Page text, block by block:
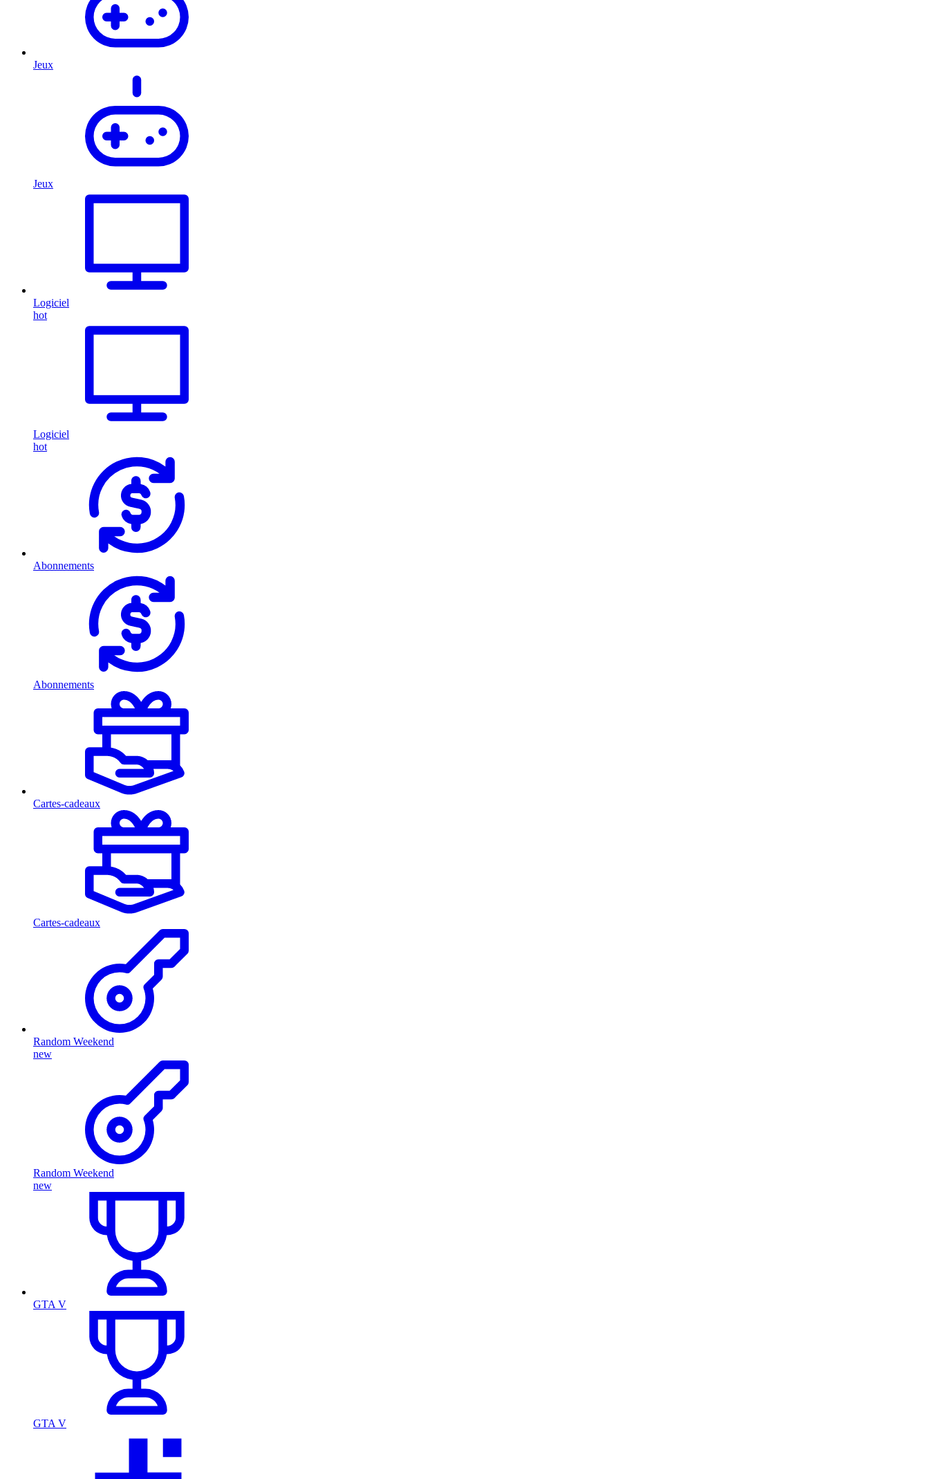
Jeux
Jeux
Logiciel
hot
Logiciel
hot
Abonnements
Abonnements
Cartes-cadeaux
Cartes-cadeaux
Random Weekend
new
Random Weekend
new
GTA V
GTA V